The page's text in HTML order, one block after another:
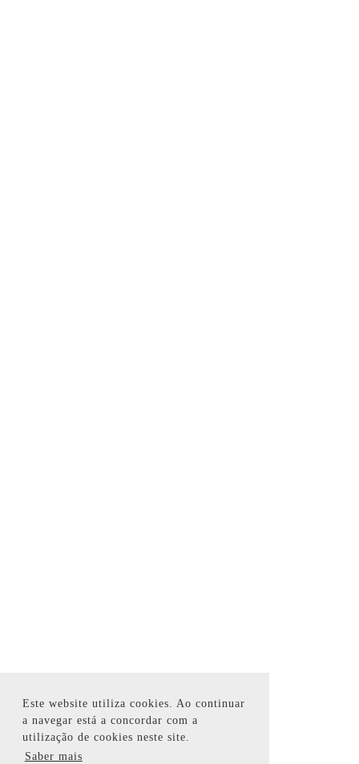
Este website utiliza cookies. Ao continuar
a navegar está a concordar com a
utilização de cookies neste site.
Saber mais